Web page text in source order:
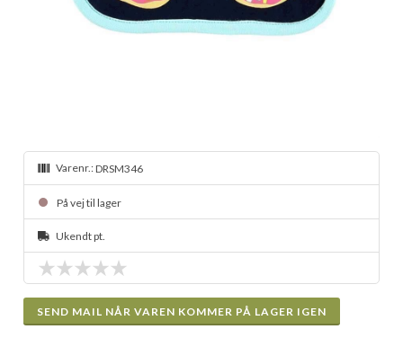
Varenr.:DRSM346
På vej til lager
Ukendt pt.
SEND MAIL NÅR VAREN KOMMER PÅ LAGER IGEN